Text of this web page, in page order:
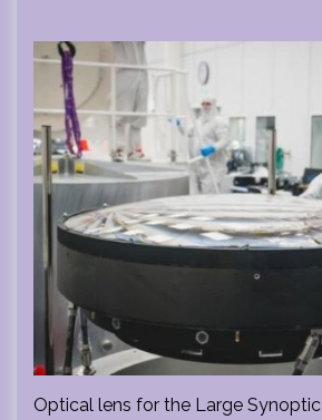
Optical lens for the Large